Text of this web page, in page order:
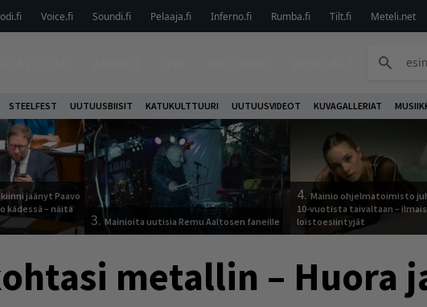
Voice.fi Soundi.fi Pelaaja.fi Inferno.fi Rumba.fi Tilt.fi Meteli.net
STEELFEST UUTUUSBIISIT KATUKULTTUURI UUTUUSVIDEOT KUVAGALLERIAT
jäänyt Paavo
kädessä – näitä
3.Mainioita uutisia Remu Aaltosen faneille
4. Mainio ohjelmatoimisto
10-vuotista taivaltaan –
loistoesiintyjät
metallin – Huora